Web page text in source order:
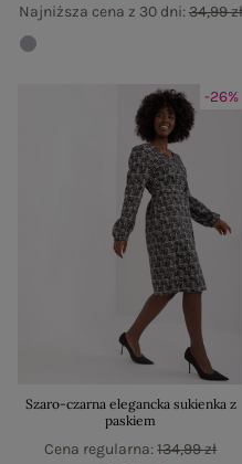
Najniższa cena z 30 dni:34,99 zł
-26%
Szaro-czarna elegancka sukienka z
paskiem
Cena regularna:134,99 zł